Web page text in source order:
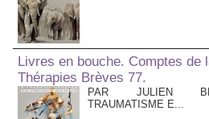
Livres en bouche. Comptes de
Thérapies Brèves 77.
PAR JULIEN
TRAUMATISME E...